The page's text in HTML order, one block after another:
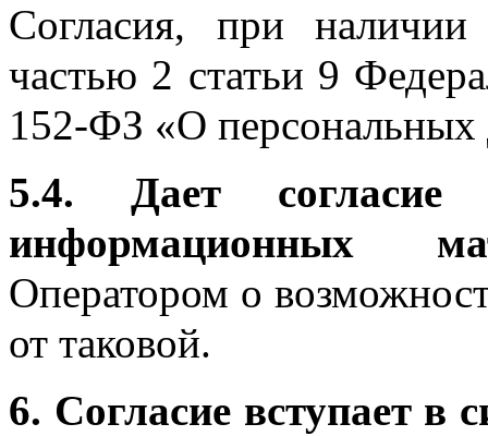
Согласия, при наличии
частью 2 статьи 9
152-ФЗ «О
5.4. Дает согласие
информационных
Оператором о
от таковой.
6. Согласие вступает в